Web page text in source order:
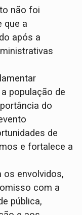
não foi
que a
após a
população de
do
de
e fortalece a
os envolvidos,
com a
pública,